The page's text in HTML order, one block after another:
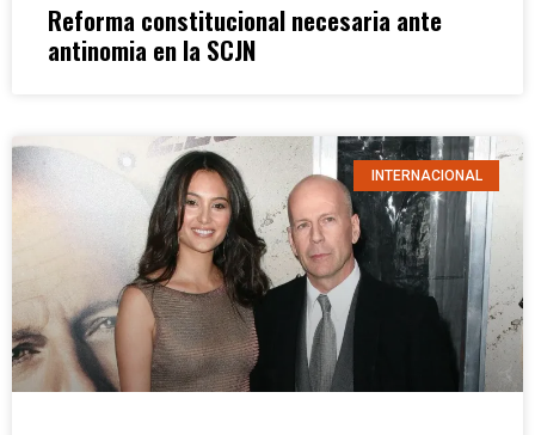
Reforma constitucional necesaria ante
antinomia en la SCJN
INTERNACIONAL